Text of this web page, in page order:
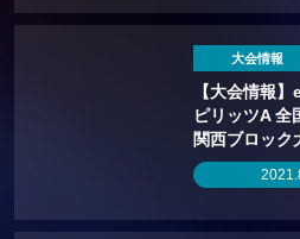
大会情報
【大会情報
ピリッツA 全
関西ブロック